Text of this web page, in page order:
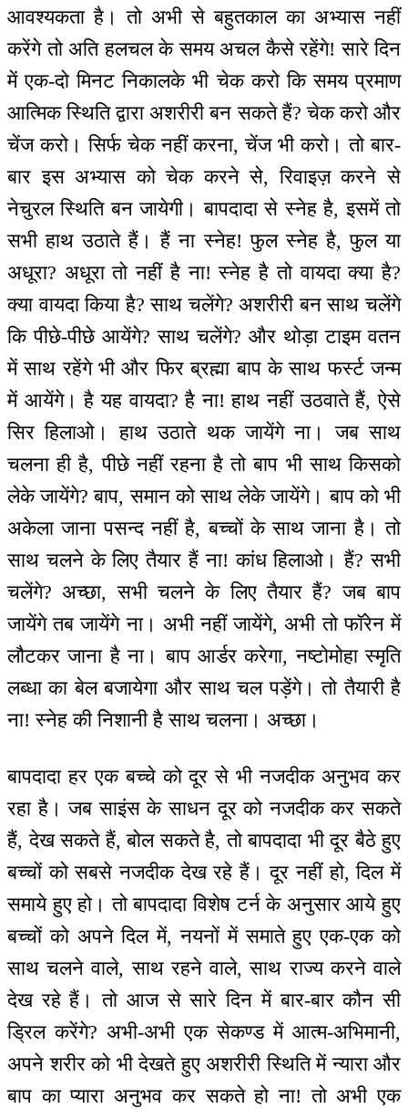
आवश्यकता है। तो अभी से बहुतकाल का अभ्यास नहीं
करेंगे तो अति हलचल के समय अचल कैसे रहेंगे! सारे दिन
में एक-दो मिनट निकालके भी चेक करो कि समय प्रमाण
आत्मिक स्थिति द्वारा अशरीरी बन सकते हैं? चेक करो और
चेंज करो। सिर्फ चेक नहीं करना, चेंज भी करो। तो बार-
बार इस अभ्यास को चेक करने से, रिवाइज़ करने से
नेचुरल स्थिति बन जायेगी। बापदादा से स्नेह है, इसमें तो
सभी हाथ उठाते हैं। हैं ना स्नेह! फुल स्नेह है, फुल या
अधूरा? अधूरा तो नहीं है ना! स्नेह है तो वायदा क्या है?
क्या वायदा किया है? साथ चलेंगे? अशरीरी बन साथ चलेंगे
कि पीछे-पीछे आयेंगे? साथ चलेंगे? और थोड़ा टाइम वतन
में साथ रहेंगे भी और फिर ब्रह्मा बाप के साथ फर्स्ट जन्म
में आयेंगे। है यह वायदा? है ना! हाथ नहीं उठवाते हैं, ऐसे
सिर हिलाओ। हाथ उठाते थक जायेंगे ना। जब साथ
चलना ही है, पीछे नहीं रहना है तो बाप भी साथ किसको
लेके जायेंगे? बाप, समान को साथ लेके जायेंगे। बाप को भी
अकेला जाना पसन्द नहीं है, बच्चों के साथ जाना है। तो
साथ चलने के लिए तैयार हैं ना! कांध हिलाओ। हैं? सभी
चलेंगे? अच्छा, सभी चलने के लिए तैयार हैं? जब बाप
जायेंगे तब जायेंगे ना। अभी नहीं जायेंगे, अभी तो फॉरेन में
लौटकर जाना है ना। बाप आर्डर करेगा, नष्टोमोहा स्मृति
लब्धा का बेल बजायेगा और साथ चल पड़ेंगे। तो तैयारी है
ना! स्नेह की निशानी है साथ चलना। अच्छा।
बापदादा हर एक बच्चे को दूर से भी नजदीक अनुभव कर
रहा है। जब साइंस के साधन दूर को नजदीक कर सकते
हैं, देख सकते हैं, बोल सकते है, तो बापदादा भी दूर बैठे हुए
बच्चों को सबसे नजदीक देख रहे हैं। दूर नहीं हो, दिल में
समाये हुए हो। तो बापदादा विशेष टर्न के अनुसार आये हुए
बच्चों को अपने दिल में, नयनों में समाते हुए एक-एक को
साथ चलने वाले, साथ रहने वाले, साथ राज्य करने वाले
देख रहे हैं। तो आज से सारे दिन में बार-बार कौन सी
ड्रिल करेंगे? अभी-अभी एक सेकण्ड में आत्म-अभिमानी,
अपने शरीर को भी देखते हुए अशरीरी स्थिति में न्यारा और
बाप का प्यारा अनुभव कर सकते हो ना! तो अभी एक